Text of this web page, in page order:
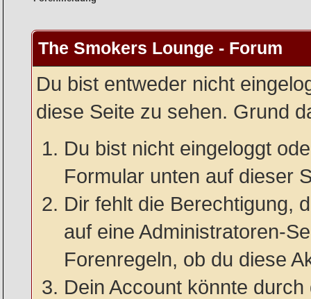
The Smokers Lounge - Forum
Du bist entweder nicht
diese Seite zu sehen. Grund
Du bist nicht eingeloggt
Formular unten auf dieser
Dir fehlt die Berechtigung,
auf eine Administratoren-
Forenregeln, ob du diese
Dein Account könnte